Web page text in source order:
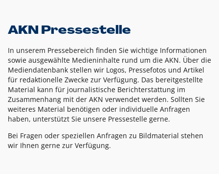
AKN Pressestelle
In unserem Pressebereich finden Sie wichtige Informationen
sowie ausgewählte Medieninhalte rund um die AKN. Über die
Mediendatenbank stellen wir Logos, Pressefotos und Artikel
für redaktionelle Zwecke zur Verfügung. Das bereitgestellte
Material kann für journalistische Berichterstattung im
Zusammenhang mit der AKN verwendet werden. Sollten Sie
weiteres Material benötigen oder individuelle Anfragen
haben, unterstützt Sie unsere Pressestelle gerne.
Bei Fragen oder speziellen Anfragen zu Bildmaterial stehen
wir Ihnen gerne zur Verfügung.